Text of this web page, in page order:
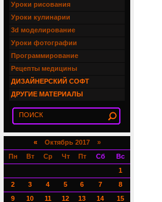
Уроки рисования
Уроки кулинарии
3d моделирование
Уроки фотографии
Программирование
Рецепты медицины
ДИЗАЙНЕРСКИЙ СОФТ
ДРУГИЕ МАТЕРИАЛЫ
«Октябрь 2017 »
Пн
Вт Ср Чт Пт Сб
Вс
1
2
3 4 5 6 7
8
9
10 11 12 13 14
15